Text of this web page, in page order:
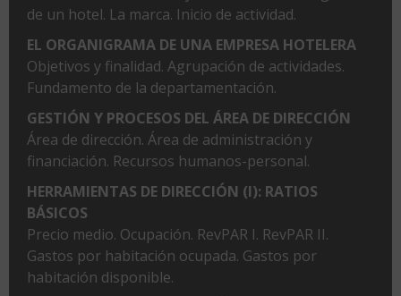
de un hotel. La marca. Inicio de actividad.
EL ORGANIGRAMA DE UNA EMPRESA HOTELERA
Objetivos y finalidad. Agrupación de actividades.
Fundamento de la departamentación.
GESTIÓN Y PROCESOS DEL ÁREA DE DIRECCIÓN
Área de dirección. Área de administración y
financiación. Recursos humanos-personal.
HERRAMIENTAS DE DIRECCIÓN (I): RATIOS
BÁSICOS
Precio medio. Ocupación. RevPAR I. RevPAR II.
Gastos por habitación ocupada. Gastos por
habitación disponible.